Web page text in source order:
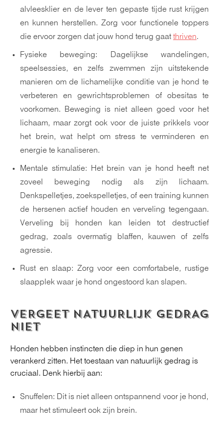
alvleesklier en de lever ten gepaste tijde rust krijgen
en kunnen herstellen. Zorg voor functionele toppers
die ervoor zorgen dat jouw hond terug gaat thriven.
Fysieke beweging: Dagelijkse wandelingen,
speelsessies, en zelfs zwemmen zijn uitstekende
manieren om de lichamelijke conditie van je hond te
verbeteren en gewrichtsproblemen of obesitas te
voorkomen. Beweging is niet alleen goed voor het
lichaam, maar zorgt ook voor de juiste prikkels voor
het brein, wat helpt om stress te verminderen en
energie te kanaliseren.
Mentale stimulatie: Het brein van je hond heeft net
zoveel beweging nodig als zijn lichaam.
Denkspelletjes, zoekspelletjes, of een training kunnen
de hersenen actief houden en verveling tegengaan.
Verveling bij honden kan leiden tot destructief
gedrag, zoals overmatig blaffen, kauwen of zelfs
agressie.
Rust en slaap: Zorg voor een comfortabele, rustige
slaapplek waar je hond ongestoord kan slapen.
VERGEET NATUURLIJK GEDRAG
NIET
Honden hebben instincten die diep in hun genen
verankerd zitten. Het toestaan van natuurlijk gedrag is
cruciaal. Denk hierbij aan:
Snuffelen: Dit is niet alleen ontspannend voor je hond,
maar het stimuleert ook zijn brein.